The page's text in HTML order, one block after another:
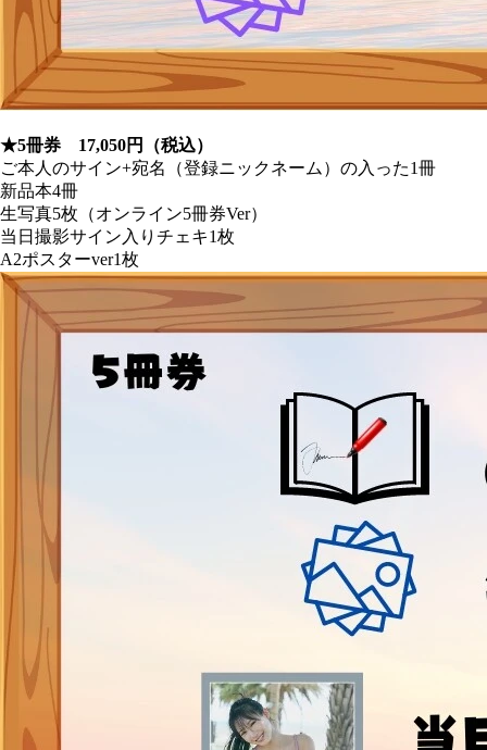
★5冊券 17,050円（税込）
ご本人のサイン+宛名（登録ニックネーム）の入った1冊
新品本4冊
生写真5枚（オンライン5冊券Ver）
当日撮影サイン入りチェキ1枚
A2ポスターver1枚